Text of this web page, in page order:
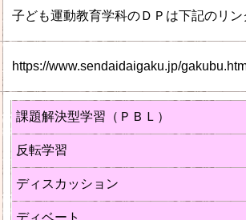
子ども運動教育学科のＤＰは下記のリ
https://www.sendaidaigaku.jp/
課題解決型学習（ＰＢＬ）
反転学習
ディスカッション
ディベート